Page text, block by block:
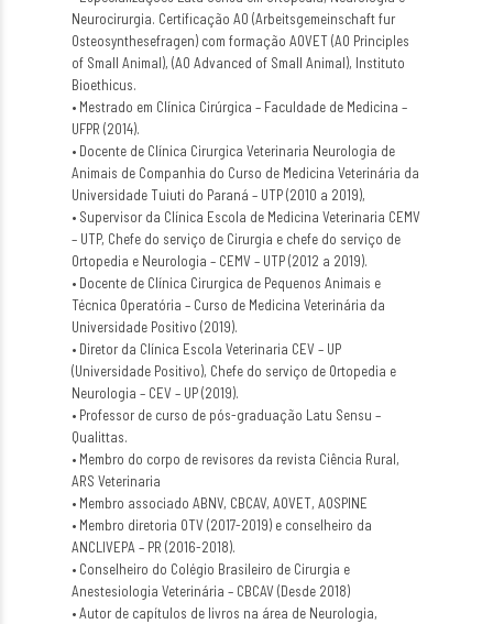
Neurocirurgia. Certificação AO (Arbeitsgemeinschaft fur
Osteosynthesefragen) com formação AOVET (AO Principles
of Small Animal), (AO Advanced of Small Animal), Instituto
Bioethicus.
• Mestrado em Clínica Cirúrgica – Faculdade de Medicina –
UFPR (2014).
• Docente de Clínica Cirurgica Veterinaria Neurologia de
Animais de Companhia do Curso de Medicina Veterinária da
Universidade Tuiuti do Paraná – UTP (2010 a 2019),
• Supervisor da Clínica Escola de Medicina Veterinaria CEMV
– UTP, Chefe do serviço de Cirurgia e chefe do serviço de
Ortopedia e Neurologia – CEMV – UTP (2012 a 2019).
• Docente de Clínica Cirurgica de Pequenos Animais e
Técnica Operatória – Curso de Medicina Veterinária da
Universidade Positivo (2019).
• Diretor da Clínica Escola Veterinaria CEV – UP
(Universidade Positivo), Chefe do serviço de Ortopedia e
Neurologia – CEV – UP (2019).
• Professor de curso de pós-graduação Latu Sensu –
Qualittas.
• Membro do corpo de revisores da revista Ciência Rural,
ARS Veterinaria
• Membro associado ABNV, CBCAV, AOVET, AOSPINE
• Membro diretoria OTV (2017-2019) e conselheiro da
ANCLIVEPA – PR (2016-2018).
• Conselheiro do Colégio Brasileiro de Cirurgia e
Anestesiologia Veterinária – CBCAV (Desde 2018)
• Autor de capítulos de livros na área de Neurologia,